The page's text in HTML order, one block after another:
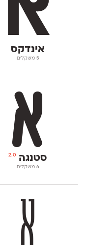
אינדקס
‫5 משקלים
סטנגה 2.0
‫6 משקלים